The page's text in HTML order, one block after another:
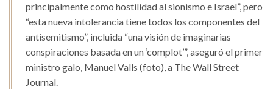
principalmente como hostilidad al sionismo e Israel”, pero
“esta nueva intolerancia tiene todos los componentes del
antisemitismo”, incluida “una visión de imaginarias
conspiraciones basada en un ‘complot’”, aseguró el primer
ministro galo, Manuel Valls (foto), a The Wall Street
Journal.